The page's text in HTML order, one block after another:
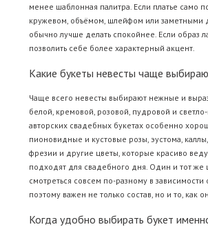
менее шаблонная палитра. Если платье само
кружевом, объёмом, шлейфом или заметными
обычно лучше делать спокойнее. Если образ
позволить себе более характерный акцент.
Какие букеты невесты чаще
Чаще всего невесты выбирают нежные и
белой, кремовой, розовой, пудровой и
авторских свадебных букетах особенно
пионовидные и кустовые розы, эустома,
фрезии и другие цветы, которые красиво
подходят для свадебного дня. Один и тот же
смотреться совсем по-разному в зависимости
поэтому важен не только состав, но и то, как
Когда удобно выбирать букет